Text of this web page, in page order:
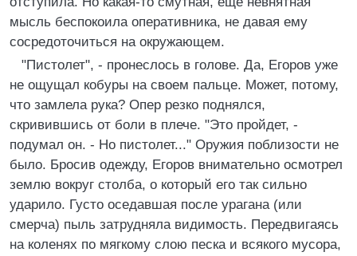
мысль беспокоила оперативника, не давая ему
сосредоточиться на окружающем.
"Пистолет", - пронеслось в голове. Да, Егоров уже
не ощущал кобуры на своем пальце. Может, потому,
что замлела рука? Опер резко поднялся,
скривившись от боли в плече. "Это пройдет, -
подумал он. - Но пистолет..." Оружия поблизости не
было. Бросив одежду, Егоров внимательно осмотрел
землю вокруг столба, о который его так сильно
ударило. Густо оседавшая после урагана (или
смерча) пыль затрудняла видимость. Передвигаясь
на коленях по мягкому слою песка и всякого мусора,